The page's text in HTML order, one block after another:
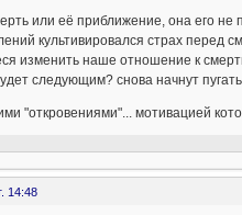
или её приближение, она его
культивировался страх перед
изменить наше отношение к
следующим? снова начнут
"откровениями"... мотивацией
14:48